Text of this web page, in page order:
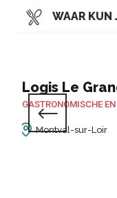
WAAR KUN
WANDELEN
Logis Le
GASTRONOMISCHE
Montval-sur-Loir